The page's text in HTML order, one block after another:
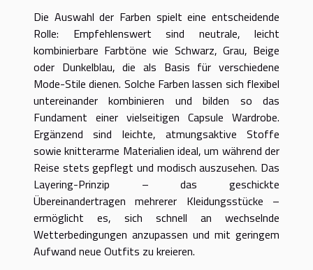
Die Auswahl der Farben spielt eine entscheidende
Rolle: Empfehlenswert sind neutrale, leicht
kombinierbare Farbtöne wie Schwarz, Grau, Beige
oder Dunkelblau, die als Basis für verschiedene
Mode-Stile dienen. Solche Farben lassen sich flexibel
untereinander kombinieren und bilden so das
Fundament einer vielseitigen Capsule Wardrobe.
Ergänzend sind leichte, atmungsaktive Stoffe
sowie knitterarme Materialien ideal, um während der
Reise stets gepflegt und modisch auszusehen. Das
Layering-Prinzip – das geschickte
Übereinandertragen mehrerer Kleidungsstücke –
ermöglicht es, sich schnell an wechselnde
Wetterbedingungen anzupassen und mit geringem
Aufwand neue Outfits zu kreieren.